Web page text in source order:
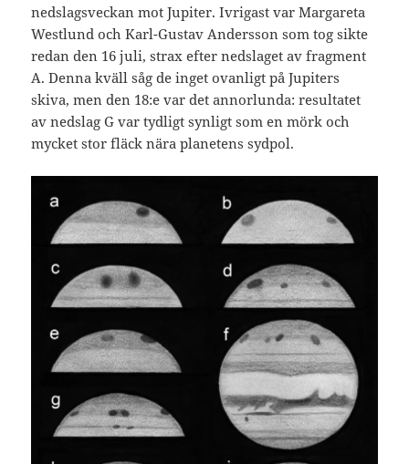
nedslagsveckan mot Jupiter. Ivrigast var Margareta
Westlund och Karl-Gustav Andersson som tog sikte
redan den 16 juli, strax efter nedslaget av fragment
A. Denna kväll såg de inget ovanligt på Jupiters
skiva, men den 18:e var det annorlunda: resultatet
av nedslag G var tydligt synligt som en mörk och
mycket stor fläck nära planetens sydpol.